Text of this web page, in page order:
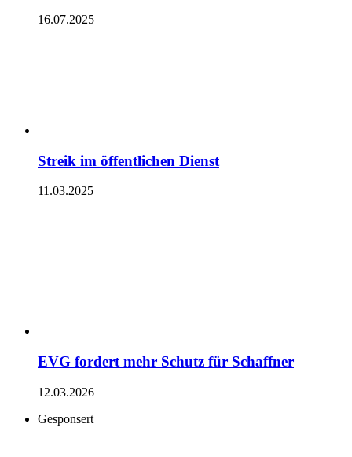
16.07.2025
Streik im öffentlichen Dienst
11.03.2025
EVG fordert mehr Schutz für Schaffner
12.03.2026
Gesponsert